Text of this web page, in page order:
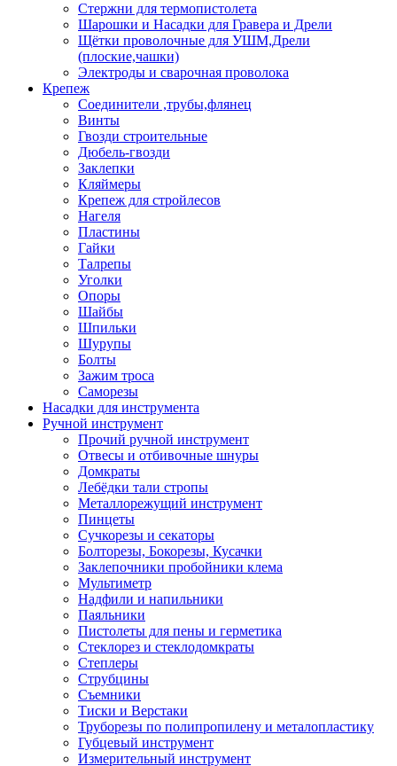
Стержни для термопистолета
Шарошки и Насадки для Гравера и Дрели
Щётки проволочные для УШМ,Дрели
(плоские,чашки)
Электроды и сварочная проволока
Крепеж
Соединители ,трубы,флянец
Винты
Гвозди строительные
Дюбель-гвозди
Заклепки
Кляймеры
Крепеж для стройлесов
Нагеля
Пластины
Гайки
Талрепы
Уголки
Опоры
Шайбы
Шпильки
Шурупы
Болты
Зажим троса
Саморезы
Насадки для инструмента
Ручной инструмент
Прочий ручной инструмент
Отвесы и отбивочные шнуры
Домкраты
Лебёдки тали стропы
Металлорежущий инструмент
Пинцеты
Сучкорезы и секаторы
Болторезы, Бокорезы, Кусачки
Заклепочники пробойники клема
Мультиметр
Надфили и напильники
Паяльники
Пистолеты для пены и герметика
Стеклорез и стеклодомкраты
Степлеры
Струбцины
Съемники
Тиски и Верстаки
Труборезы по полипропилену и металопластику
Губцевый инструмент
Измерительный инструмент